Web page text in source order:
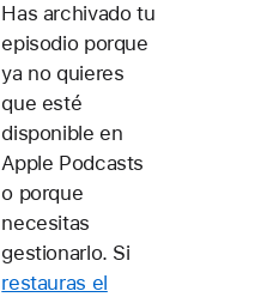
Has archivado tu
episodio porque
ya no quieres
que esté
disponible en
Apple Podcasts
o porque
necesitas
gestionarlo. Si
restauras el